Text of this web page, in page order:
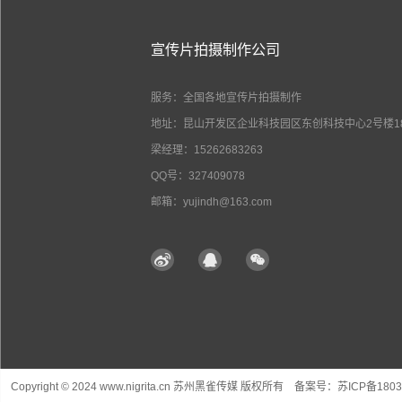
宣传片拍摄制作公司
服务：全国各地宣传片拍摄制作
地址：昆山开发区企业科技园区东创科技中心2号楼
梁经理：15262683263
QQ号：327409078
邮箱：yujindh@163.com
Copyright © 2024 www.nigrita.cn 苏州黑雀传媒 版权所有 备案号： 苏ICP备